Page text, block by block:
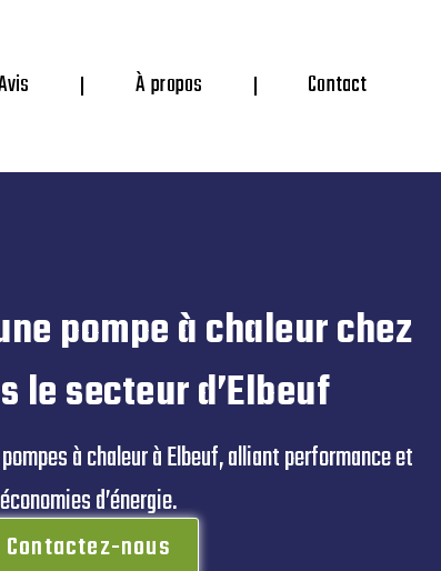
À propos Contact
pompe à chaleur chez
le secteur d’Elbeuf
à chaleur à Elbeuf, alliant performance et
économies d’énergie.
Contactez-nous